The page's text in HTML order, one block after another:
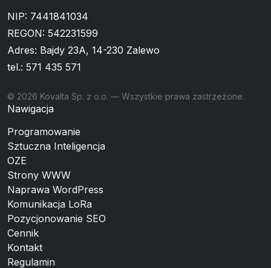
NIP: 7441841034
REGON: 542231599
Adres: Bajdy 23A, 14-230 Zalewo
tel.: 571 435 571
© 2026 Kovalta Sp. z o.o. — Wszystkie prawa zastrzeżone.
Nawigacja
Programowanie
Sztuczna Inteligencja
OZE
Strony WWW
Naprawa WordPress
Komunikacja LoRa
Pozycjonowanie SEO
Cennik
Kontakt
Regulamin